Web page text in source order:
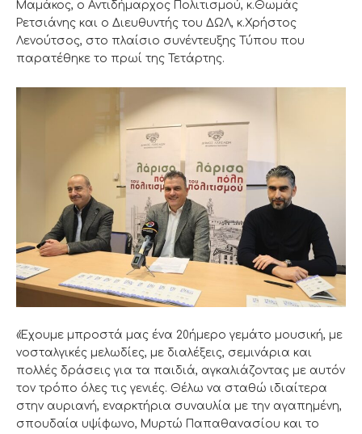
Μαμάκος, ο Αντιδήμαρχος Πολιτισμού, κ.Θωμάς
Ρετσιάνης και ο Διευθυντής του ΔΩΛ, κ.Χρήστος
Λενούτσος, στο πλαίσιο συνέντευξης Τύπου που
παρατέθηκε το πρωί της Τετάρτης.
«Έχουμε μπροστά μας ένα 20ήμερο γεμάτο μουσική, με
νοσταλγικές μελωδίες, με διαλέξεις, σεμινάρια και
πολλές δράσεις για τα παιδιά, αγκαλιάζοντας με αυτόν
τον τρόπο όλες τις γενιές. Θέλω να σταθώ ιδιαίτερα
στην αυριανή, εναρκτήρια συναυλία με την αγαπημένη,
σπουδαία υψίφωνο, Μυρτώ Παπαθανασίου και το